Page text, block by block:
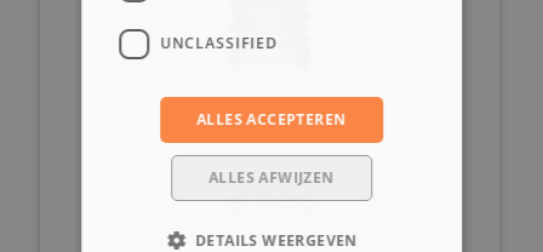
€ 7,99
UNCLASSIFIED
ALLES ACCEPTEREN
ALLES AFWIJZEN
DETAILS WEERGEVEN